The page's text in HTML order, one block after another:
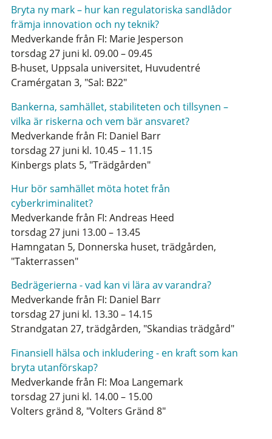
Bryta ny mark – hur kan regulatoriska sandlådor
främja innovation och ny teknik?
Medverkande från FI: Marie Jesperson
torsdag 27 juni kl. 09.00 – 09.45
B-huset, Uppsala universitet, Huvudentré
Cramérgatan 3, "Sal: B22"
Bankerna, samhället, stabiliteten och tillsynen –
vilka är riskerna och vem bär ansvaret?
Medverkande från FI: Daniel Barr
torsdag 27 juni kl. 10.45 – 11.15
Kinbergs plats 5, "Trädgården"
Hur bör samhället möta hotet från
cyberkriminalitet?
Medverkande från FI: Andreas Heed
torsdag 27 juni 13.00 – 13.45
Hamngatan 5, Donnerska huset, trädgården,
"Takterrassen"
Bedrägerierna - vad kan vi lära av varandra?
Medverkande från FI: Daniel Barr
torsdag 27 juni kl. 13.30 – 14.15
Strandgatan 27, trädgården, "Skandias trädgård"
Finansiell hälsa och inkludering - en kraft som kan
bryta utanförskap?
Medverkande från FI: Moa Langemark
torsdag 27 juni kl. 14.00 – 15.00
Volters gränd 8, "Volters Gränd 8"